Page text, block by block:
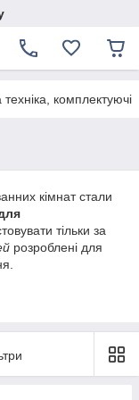
комплектуючі
кімнат стали
тільки за
розроблені для
Тен в батарею
досить легко.